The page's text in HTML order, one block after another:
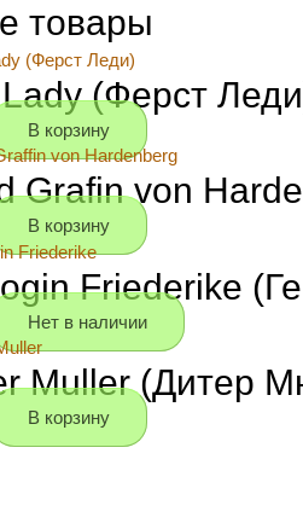
товары
(Ферст
В корзину
Grafin von
В корзину
Friederike
Нет в наличии
Muller (Дитер
В корзину